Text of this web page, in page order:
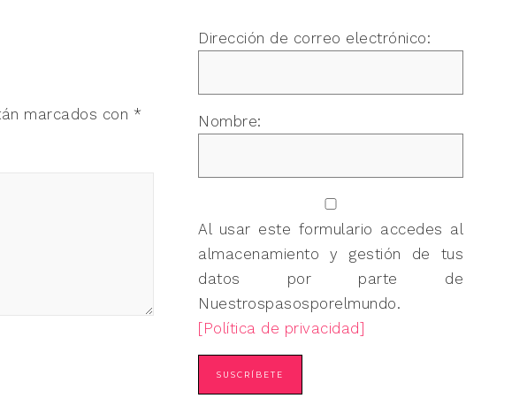
marcados con *
Dirección de correo electrónico:
Nombre:
Al usar este formulario accedes al
almacenamiento y gestión de tus
datos por parte de
Nuestrospasosporelmundo.
[Política de privacidad]